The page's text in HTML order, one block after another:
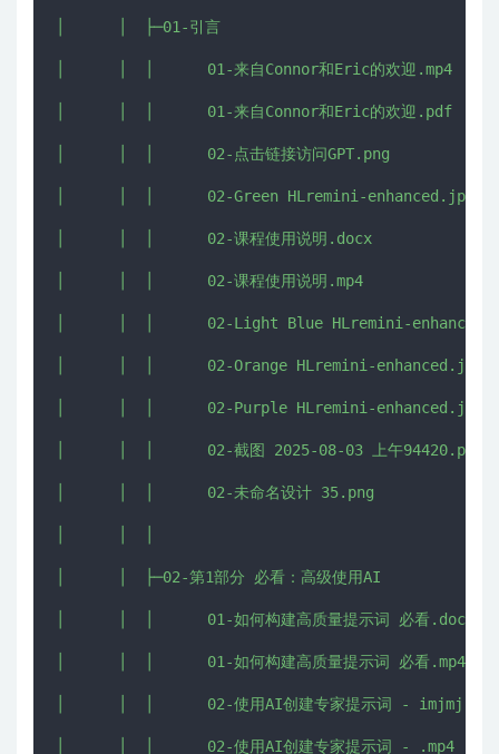
│      │  ├─01-引言
│      │  │      01-来自Connor和Eric的欢迎.mp4
│      │  │      01-来自Connor和Eric的欢迎.pdf
│      │  │      02-点击链接访问GPT.png
│      │  │      02-Green HLremini-enhanced.jpg
│      │  │      02-课程使用说明.docx
│      │  │      02-课程使用说明.mp4
│      │  │      02-Light Blue HLremini-
│      │  │      02-Orange HLremini-enhanced.jpg
│      │  │      02-Purple HLremini-enhanced.jpg
│      │  │      02-截图 2025-08-03 上午94420.png
│      │  │      02-未命名设计 35.png
│      │  ├─02-第1部分 必看：高级使用AI
│      │  │      01-如何构建高质量提示词 必看.docx
│      │  │      01-如何构建高质量提示词 必看.mp4
│      │  │      02-使用AI创建专家提示词 -
│      │  │      02-使用AI创建专家提示词 - .mp4